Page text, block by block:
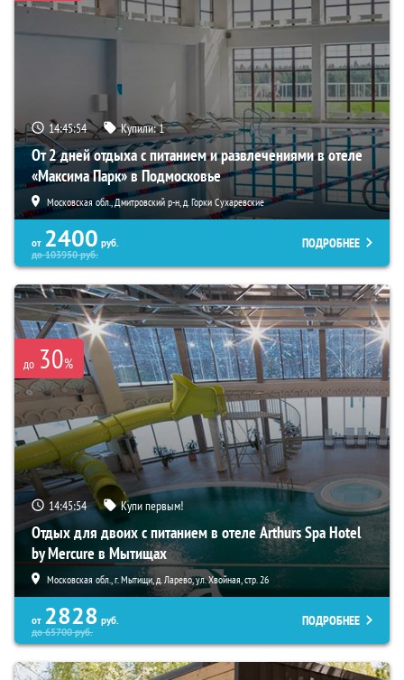
14:45:53 Купили:1
От 2 дней отдыха с питанием и развлечениями в отеле
«Максима Парк» в Подмосковье
Московская обл., Дмитровский р-н, д. Горки Сухаревские
от 2400 руб.
до103950руб.
ПОДРОБНЕЕ
до 30%
14:45:53 Купи первым!
Отдых для двоих с питанием в отеле Arthurs Spa Hotel
by Mercure в Мытищах
Московская обл., г. Мытищи, д. Ларево, ул. Хвойная, стр. 26
от 2828 руб.
до65700руб.
ПОДРОБНЕЕ